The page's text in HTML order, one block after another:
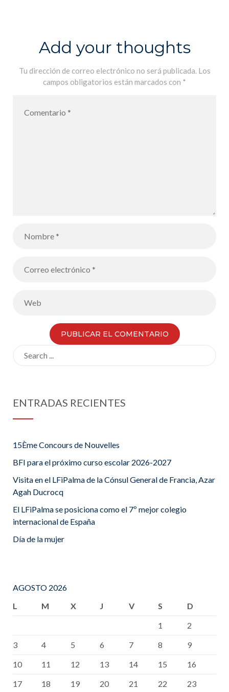
Add your thoughts
Tu dirección de correo electrónico no será publicada. Los
campos obligatorios están marcados con *
ENTRADAS RECIENTES
15Ème Concours de Nouvelles
BFI para el próximo curso escolar 2026-2027
Visita en el LFiPalma de la Cónsul General de Francia, Azar
Agah Ducrocq
El LFiPalma se posiciona como el 7º mejor colegio
internacional de España
Día de la mujer
AGOSTO 2026
L
M X J V S
D
1
2
3
4 5 6 7 8
9
10
11 12 13 14 15
16
17
18 19 20 21 22 23